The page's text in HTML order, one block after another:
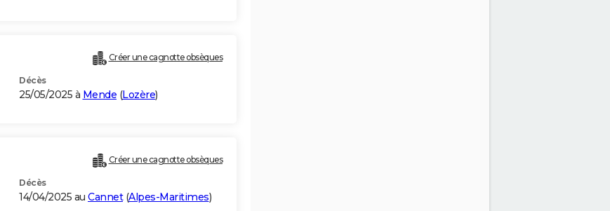
Créer une cagnotte obsèques
Décès
25/05/2025 à Mende (Lozère)
Créer une cagnotte obsèques
Décès
14/04/2025 au Cannet(Alpes-Maritimes)